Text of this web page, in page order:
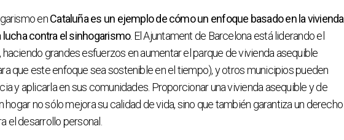
enCataluña es un ejemplo de cómo un enfoque basado en la vivienda
contra el sinhogarismo. El Ajuntament de Barcelona está liderando el
grandes esfuerzos en aumentar el parque de vivienda asequible
que este enfoque sea sostenible en el tiempo), y otros municipios pueden
y aplicarla en sus comunidades. Proporcionar una vivienda asequible y de
hogar no sólo mejora su calidad de vida, sino que también garantiza un derecho
el desarrollo personal.